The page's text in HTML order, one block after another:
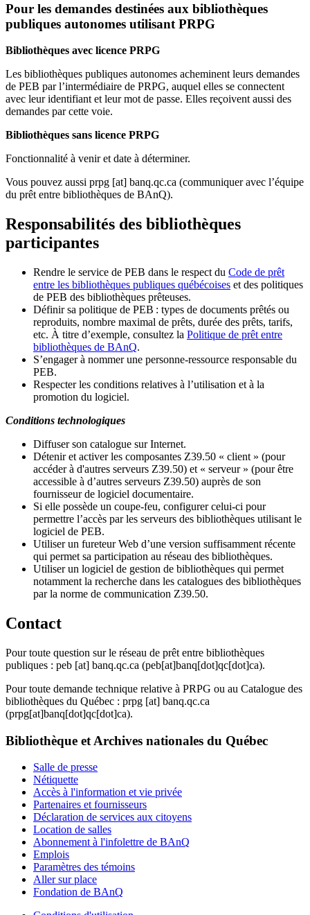
Pour les demandes destinées aux bibliothèques
publiques autonomes utilisant PRPG
Bibliothèques avec licence PRPG
Les bibliothèques publiques autonomes acheminent leurs demandes
de PEB par l’intermédiaire de PRPG, auquel elles se connectent
avec leur identifiant et leur mot de passe. Elles reçoivent aussi des
demandes par cette voie.
Bibliothèques sans licence PRPG
Fonctionnalité à venir et date à déterminer.
Vous pouvez aussi prpg [at] banq.qc.ca (communiquer avec l’équipe
du prêt entre bibliothèques de BAnQ).
Responsabilités des bibliothèques
participantes
Rendre le service de PEB dans le respect du Code de prêt
entre les bibliothèques publiques québécoises et des politiques
de PEB des bibliothèques prêteuses.
Définir sa politique de PEB : types de documents prêtés ou
reproduits, nombre maximal de prêts, durée des prêts, tarifs,
etc. À titre d’exemple, consultez la Politique de prêt entre
bibliothèques de BAnQ.
S’engager à nommer une personne-ressource responsable du
PEB.
Respecter les conditions relatives à l’utilisation et à la
promotion du logiciel.
Conditions technologiques
Diffuser son catalogue sur Internet.
Détenir et activer les composantes Z39.50 « client » (pour
accéder à d'autres serveurs Z39.50) et « serveur » (pour être
accessible à d’autres serveurs Z39.50) auprès de son
fournisseur de logiciel documentaire.
Si elle possède un coupe-feu, configurer celui-ci pour
permettre l’accès par les serveurs des bibliothèques utilisant le
logiciel de PEB.
Utiliser un fureteur Web d’une version suffisamment récente
qui permet sa participation au réseau des bibliothèques.
Utiliser un logiciel de gestion de bibliothèques qui permet
notamment la recherche dans les catalogues des bibliothèques
par la norme de communication Z39.50.
Contact
Pour toute question sur le réseau de prêt entre bibliothèques
publiques : peb [at] banq.qc.ca (peb[at]banq[dot]qc[dot]ca).
Pour toute demande technique relative à PRPG ou au Catalogue des
bibliothèques du Québec : prpg [at] banq.qc.ca
(prpg[at]banq[dot]qc[dot]ca).
Bibliothèque et Archives nationales du Québec
Salle de presse
Nétiquette
Accès à l'information et vie privée
Partenaires et fournisseurs
Déclaration de services aux citoyens
Location de salles
Abonnement à l'infolettre de BAnQ
Emplois
Paramètres des témoins
Aller sur place
Fondation de BAnQ